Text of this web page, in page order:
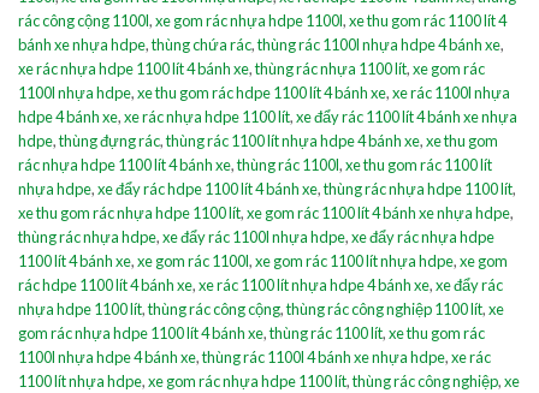
rác công cộng 1100l,xe gom rác nhựa hdpe 1100l,xe thu gom rác 1100 lít 4
bánh xe nhựa hdpe,thùng chứa rác,thùng rác 1100l nhựa hdpe 4 bánh xe,
xe rác nhựa hdpe 1100 lít 4 bánh xe,thùng rác nhựa 1100 lít,xe gom rác
1100l nhựa hdpe,xe thu gom rác hdpe 1100 lít 4 bánh xe,xe rác 1100l nhựa
hdpe 4 bánh xe,xe rác nhựa hdpe 1100 lít,xe đẩy rác 1100 lít 4 bánh xe nhựa
hdpe,thùng đựng rác,thùng rác 1100 lít nhựa hdpe 4 bánh xe,xe thu gom
rác nhựa hdpe 1100 lít 4 bánh xe,thùng rác 1100l,xe thu gom rác 1100 lít
nhựa hdpe,xe đẩy rác hdpe 1100 lít 4 bánh xe,thùng rác nhựa hdpe 1100 lít,
xe thu gom rác nhựa hdpe 1100 lít,xe gom rác 1100 lít 4 bánh xe nhựa hdpe,
thùng rác nhựa hdpe,xe đẩy rác 1100l nhựa hdpe,xe đẩy rác nhựa hdpe
1100 lít 4 bánh xe,xe gom rác 1100l,xe gom rác 1100 lít nhựa hdpe,xe gom
rác hdpe 1100 lít 4 bánh xe,xe rác 1100 lít nhựa hdpe 4 bánh xe,xe đẩy rác
nhựa hdpe 1100 lít,thùng rác công cộng,thùng rác công nghiệp 1100 lít,xe
gom rác nhựa hdpe 1100 lít 4 bánh xe,thùng rác 1100 lít,xe thu gom rác
1100l nhựa hdpe 4 bánh xe,thùng rác 1100l 4 bánh xe nhựa hdpe,xe rác
1100 lít nhựa hdpe,xe gom rác nhựa hdpe 1100 lít,thùng rác công nghiệp,xe